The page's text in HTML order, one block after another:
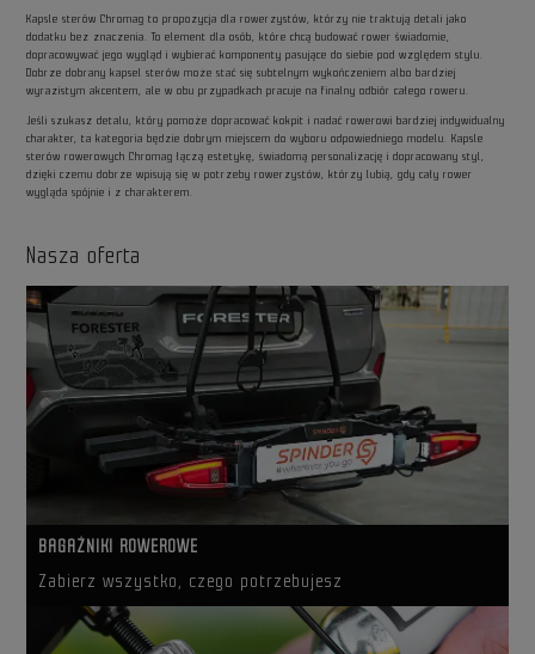
Kapsle sterów Chromag to propozycja dla rowerzystów, którzy nie traktują detali jako
dodatku bez znaczenia. To element dla osób, które chcą budować rower świadomie,
dopracowywać jego wygląd i wybierać komponenty pasujące do siebie pod względem stylu.
Dobrze dobrany kapsel sterów może stać się subtelnym wykończeniem albo bardziej
wyrazistym akcentem, ale w obu przypadkach pracuje na finalny odbiór całego roweru.
Jeśli szukasz detalu, który pomoże dopracować kokpit i nadać rowerowi bardziej indywidualny
charakter, ta kategoria będzie dobrym miejscem do wyboru odpowiedniego modelu. Kapsle
sterów rowerowych Chromag łączą estetykę, świadomą personalizację i dopracowany styl,
dzięki czemu dobrze wpisują się w potrzeby rowerzystów, którzy lubią, gdy cały rower
wygląda spójnie i z charakterem.
Nasza oferta
BAGAŻNIKI ROWEROWE
Zabierz wszystko, czego potrzebujesz